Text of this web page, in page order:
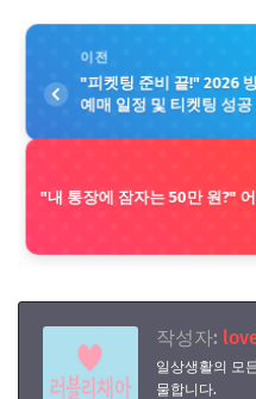
이전
"피켓팅 준비 끝!" 2026
예매 일정 및 티켓팅 성공
"내 통장에 잠자는 50만 원?"
작성자:
일상생활의 모
물합니다.